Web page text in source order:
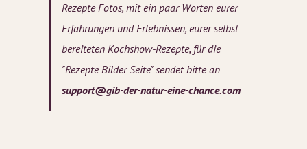
Rezepte Fotos, mit ein paar Worten eurer
Erfahrungen und Erlebnissen, eurer selbst
bereiteten Kochshow-Rezepte, für die
"Rezepte Bilder Seite" sendet bitte an
support@gib-der-natur-eine-chance.com